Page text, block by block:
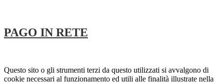
PAGO IN RETE
Questo sito o gli strumenti terzi da questo utilizzati si avvalgono di
cookie necessari al funzionamento ed utili alle finalità illustrate nella